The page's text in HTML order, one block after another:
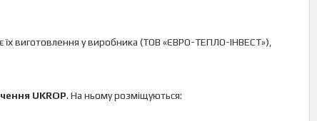
виготовлення у виробника (ТОВ «ЄВРО-ТЕПЛО-ІНВЕСТ»),
UKROP. На ньому розміщуються: